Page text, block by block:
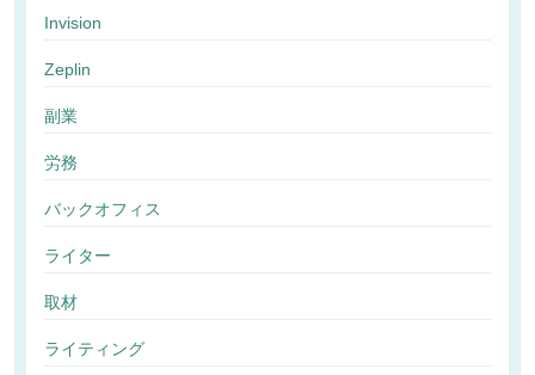
Invision
Zeplin
副業
労務
バックオフィス
ライター
取材
ライティング